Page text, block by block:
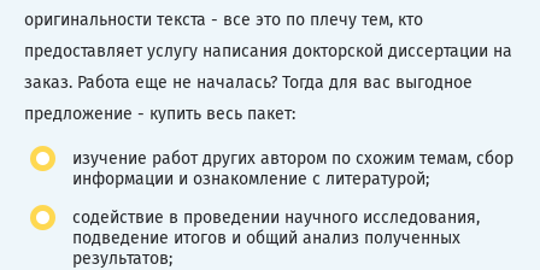
оригинальности текста - все это по плечу тем, кто
предоставляет услугу написания докторской диссертации на
заказ. Работа еще не началась? Тогда для вас выгодное
предложение - купить весь пакет:
изучение работ других автором по схожим темам, сбор
информации и ознакомление с литературой;
содействие в проведении научного исследования,
подведение итогов и общий анализ полученных
результатов;